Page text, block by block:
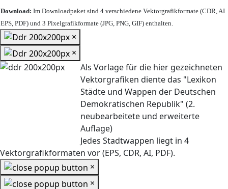
Download: Im Downloadpaket sind 4 verschiedene Vektorgrafikformate (CDR, AI
EPS, PDF) und 3 Pixelgrafikformate (JPG, PNG, GIF) enthalten.
×
×
Als Vorlage für die hier gezeichneten
Vektorgrafiken diente das "Lexikon
Städte und Wappen der Deutschen
Demokratischen Republik" (2.
neubearbeitete und erweiterte
Auflage)
Jedes Stadtwappen liegt in 4
Vektorgrafikformaten vor (EPS, CDR, AI, PDF).
×
×